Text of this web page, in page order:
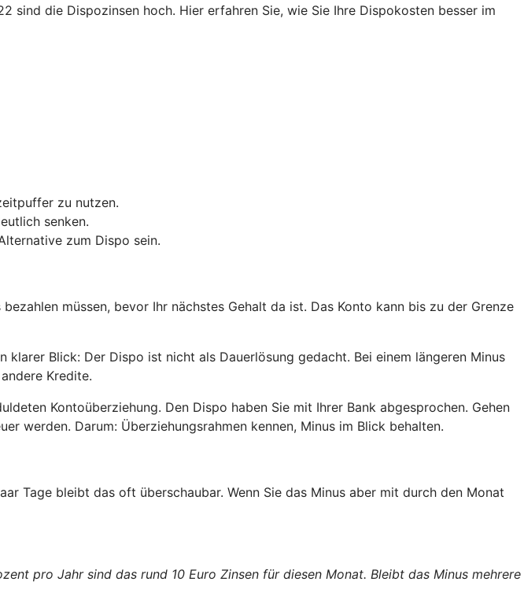
sind die Dispozinsen hoch. Hier erfahren Sie, wie Sie Ihre Dispokosten besser im
zu nutzen.
senken.
zum Dispo sein.
müssen, bevor Ihr nächstes Gehalt da ist. Das Konto kann bis zu der Grenze
Blick: Der Dispo ist nicht als Dauerlösung gedacht. Bei einem längeren Minus
Kredite.
Kontoüberziehung. Den Dispo haben Sie mit Ihrer Bank abgesprochen. Gehen
werden. Darum: Überziehungsrahmen kennen, Minus im Blick behalten.
Tage bleibt das oft überschaubar. Wenn Sie das Minus aber mit durch den Monat
pro Jahr sind das rund 10 Euro Zinsen für diesen Monat. Bleibt das Minus mehrere